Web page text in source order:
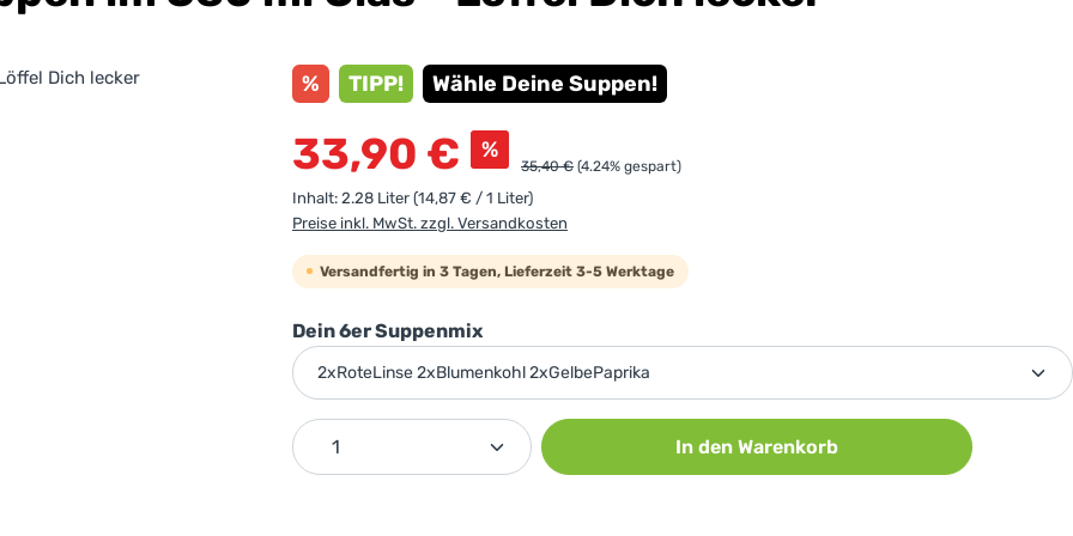
% TIPP! Wähle Deine Suppen!
Verkaufspreis:
33,90 € %
Regulärer Preis:
35,40 € (4.24% gespart)
Inhalt: 2.28 Liter (14,87 € / 1 Liter)
Preise inkl. MwSt. zzgl. Versandkosten
Versandfertig in 3 Tagen, Lieferzeit 3-5 Werktage
Dein 6er Suppenmixauswählen
Produkt Anzahl: Gib den gewünschten Wert ein oder
In den Warenkorb